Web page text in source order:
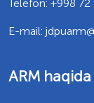
Telefon: +998 72
E-mail:
ARM haqida